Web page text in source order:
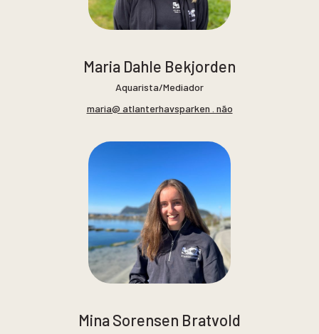
Maria Dahle Bekjorden
Aquarista/Mediador
maria@ atlanterhavsparken . não
Mina Sorensen Bratvold